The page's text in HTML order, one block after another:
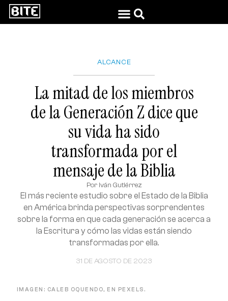
ALCANCE
La mitad de los miembros
de la Generación Z dice que
su vida ha sido
transformada por el
mensaje de la Biblia
Por Iván Gutiérrez
31 DE AGOSTO DE 2023
El más reciente estudio sobre el Estado de la Biblia
en América brinda perspectivas sorprendentes
sobre la forma en que cada generación se acerca a
la Escritura y cómo las vidas están siendo
transformadas por ella.
IMAGEN: CALEB OQUENDO, EN PEXELS.